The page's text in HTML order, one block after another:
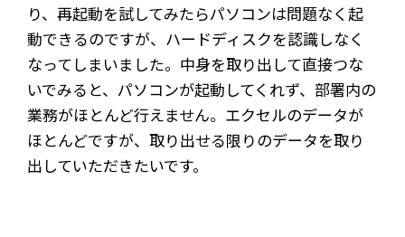
り、再起動を試してみたらパソコンは問題なく起
動できるのですが、ハードディスクを認識しなく
なってしまいました。中身を取り出して直接つな
いでみると、パソコンが起動してくれず、部署内の
業務がほとんど行えません。エクセルのデータが
ほとんどですが、取り出せる限りのデータを取り
出していただきたいです。